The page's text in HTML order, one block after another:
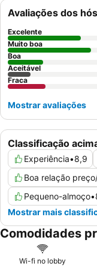
consistentemente
pequeno-almoço é
variedade e
considere solicitar um
linhas de comboio ou
Classificação
Experiência•8,9
Boa relação
Pequeno-almoço•
Mostrar mais
Avaliações dos
Excelente
Muito boa
Boa
Aceitável
Fraca
Mostrar avaliações
Comodidades
Wi-fi no lobby